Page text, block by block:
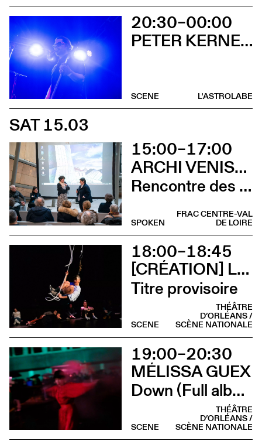
20:30–00:00
PETER KERNEL + ONE SENTENCE. SUPERVISOR
L'ASTROLABE
SCENE
SAT 15.03
15:00–17:00
ARCHI VENISE 2025
Rencontre des pavillons suisse et français
FRAC CENTRE-VAL
DE LOIRE
SPOKEN
18:00–18:45
[CRÉATION] LILI PARSON
Titre provisoire
THÉÂTRE
D’ORLÉANS /
SCÈNE NATIONALE
SCENE
19:00–20:30
MÉLISSA GUEX
Down (Full album)
THÉÂTRE
D’ORLÉANS /
SCÈNE NATIONALE
SCENE